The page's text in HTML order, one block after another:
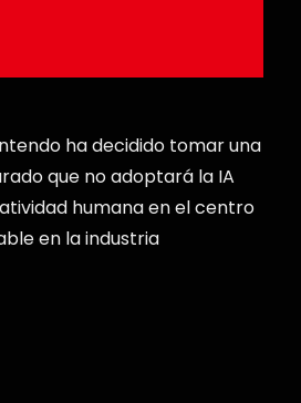
ha decidido tomar una
que no adoptará la IA
humana en el centro
en la industria